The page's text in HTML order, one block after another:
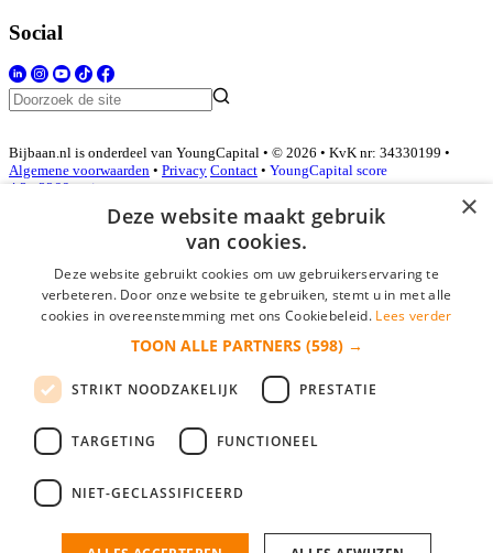
Social
Bijbaan.nl is onderdeel van YoungCapital • © 2026 • KvK nr: 34330199 •
Algemene voorwaarden • Privacy Contact • YoungCapital score
4.3 - 3366 reviews
Inloggen als bedrijf
*
login gegevens onthouden
login
Bedrijf aanmelden
nieuwe collega/werknemer zo gevonden!
×
Deze website maakt gebruik
van cookies.
Deze website gebruikt cookies om uw gebruikerservaring te
verbeteren. Door onze website te gebruiken, stemt u in met alle
cookies in overeenstemming met ons Cookiebeleid. Lees verder
TOON ALLE PARTNERS (598) →
STRIKT NOODZAKELIJK PRESTATIE
TARGETING FUNCTIONEEL
NIET-GECLASSIFICEERD